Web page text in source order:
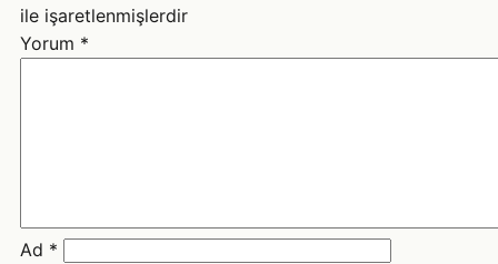
ile işaretlenmişlerdir
Yorum *
Ad *